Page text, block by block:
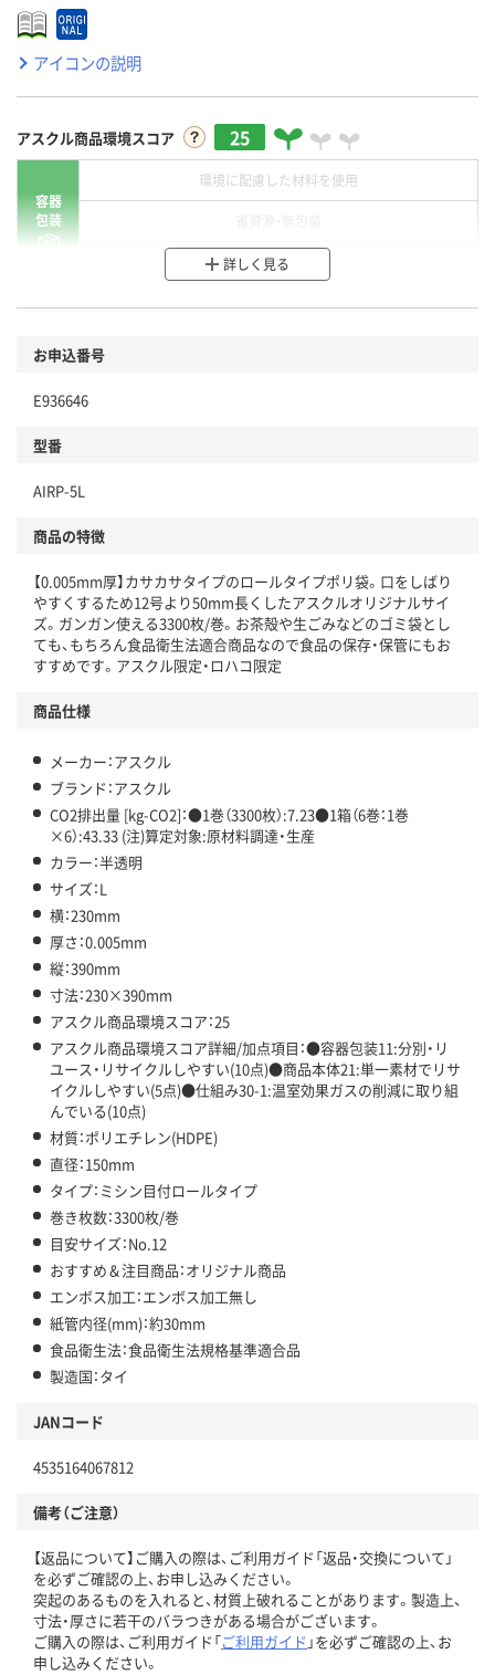
アイコンの説明
アスクル商品環境スコア 25
容器
包装
環境に配慮した材料を使用
分別・リサイクルしやすい設計
本体
仕組
この商品の環境配慮ポイントです。下記商品詳細「
アスクル商品環境スコア詳細／加点項目
」で確認できます。
詳しく見る
お申込番号
E936646
型番
AIRP-5L
商品の特徴
【0.005mm厚】カサカサタイプのロールタイプポリ袋。口をしばり
やすくするため12号より50mm長くしたアスクルオリジナルサイ
ズ。ガンガン使える3300枚/巻。お茶殻や生ごみなどのゴミ袋とし
ても、もちろん食品衛生法適合商品なので食品の保存・保管にもお
すすめです。アスクル限定・ロハコ限定
商品仕様
メーカー：アスクル
ブランド：アスクル
CO2排出量 [kg-CO2]：●1巻（3300枚）:7.23●1箱（6巻：1巻
×6）:43.33 (注)算定対象:原材料調達・生産
カラー：半透明
サイズ：L
横：230mm
厚さ：0.005mm
縦：390mm
寸法：230×390mm
アスクル商品環境スコア：25
アスクル商品環境スコア詳細/加点項目：●容器包装11:分別・リ
ユース・リサイクルしやすい(10点)●商品本体21:単一素材でリサ
イクルしやすい(5点)●仕組み30-1:温室効果ガスの削減に取り組
んでいる(10点)
材質：ポリエチレン(HDPE)
直径：150mm
タイプ：ミシン目付ロールタイプ
巻き枚数：3300枚/巻
目安サイズ：No.12
おすすめ＆注目商品：オリジナル商品
エンボス加工：エンボス加工無し
紙管内径(mm)：約30mm
食品衛生法：食品衛生法規格基準適合品
製造国：タイ
JANコード
4535164067812
備考（ご注意）
【返品について】ご購入の際は、ご利用ガイド「返品・交換について」
を必ずご確認の上、お申し込みください。
突起のあるものを入れると、材質上破れることがあります。製造上、
寸法・厚さに若干のバラつきがある場合がございます。
ご購入の際は、ご利用ガイド「ご利用ガイド 」を必ずご確認の上、お
申し込みください。